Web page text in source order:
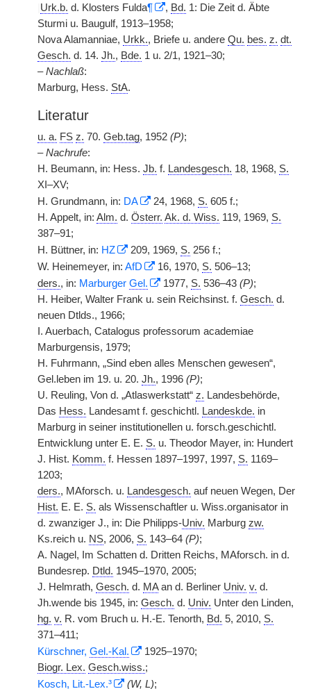
Urk.b. d. Klosters Fulda¶ , Bd. 1: Die Zeit d. Äbte
Sturmi u. Baugulf, 1913–1958;
Nova Alamanniae, Urkk., Briefe u. andere Qu. bes. z. dt.
Gesch. d. 14. Jh., Bde. 1 u. 2/1, 1921–30;
–Nachlaß:
Marburg, Hess. StA.
Literatur
u. a. FS z. 70. Geb.tag, 1952 (P);
–Nachrufe:
H. Beumann, in: Hess. Jb. f. Landesgesch. 18, 1968, S.
XI–XV;
H. Grundmann, in: DA 24, 1968, S. 605 f.;
H. Appelt, in: Alm. d. Österr. Ak. d. Wiss. 119, 1969, S.
387–91;
H. Büttner, in: HZ 209, 1969, S. 256 f.;
W. Heinemeyer, in: AfD 16, 1970, S. 506–13;
ders., in: Marburger Gel. 1977, S. 536–43 (P);
H. Heiber, Walter Frank u. sein Reichsinst. f. Gesch. d.
neuen Dtlds., 1966;
I. Auerbach, Catalogus professorum academiae
Marburgensis, 1979;
H. Fuhrmann, „Sind eben alles Menschen gewesen“,
Gel.leben im 19. u. 20. Jh., 1996 (P);
U. Reuling, Von d. „Atlaswerkstatt“ z. Landesbehörde,
Das Hess. Landesamt f. geschichtl. Landeskde. in
Marburg in seiner institutionellen u. forsch.geschichtl.
Entwicklung unter E. E. S. u. Theodor Mayer, in: Hundert
J. Hist. Komm. f. Hessen 1897–1997, 1997, S. 1169–
1203;
ders., MAforsch. u. Landesgesch. auf neuen Wegen, Der
Hist. E. E. S. als Wissenschaftler u. Wiss.organisator in
d. zwanziger J., in: Die Philipps-Univ. Marburg zw.
Ks.reich u. NS, 2006, S. 143–64 (P);
A. Nagel, Im Schatten d. Dritten Reichs, MAforsch. in d.
Bundesrep. Dtld. 1945–1970, 2005;
J. Helmrath, Gesch. d. MAan d. Berliner Univ. v. d.
Jh.wende bis 1945, in: Gesch. d. Univ. Unter den Linden,
hg. v. R. vom Bruch u. H.-E. Tenorth, Bd. 5, 2010, S.
371–411;
Kürschner, Gel.-Kal.
1925–1970;
Biogr. Lex. Gesch.wiss.;
Kosch, Lit.-Lex.³ (W, L);